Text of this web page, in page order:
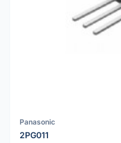
Panasonic
2PG011